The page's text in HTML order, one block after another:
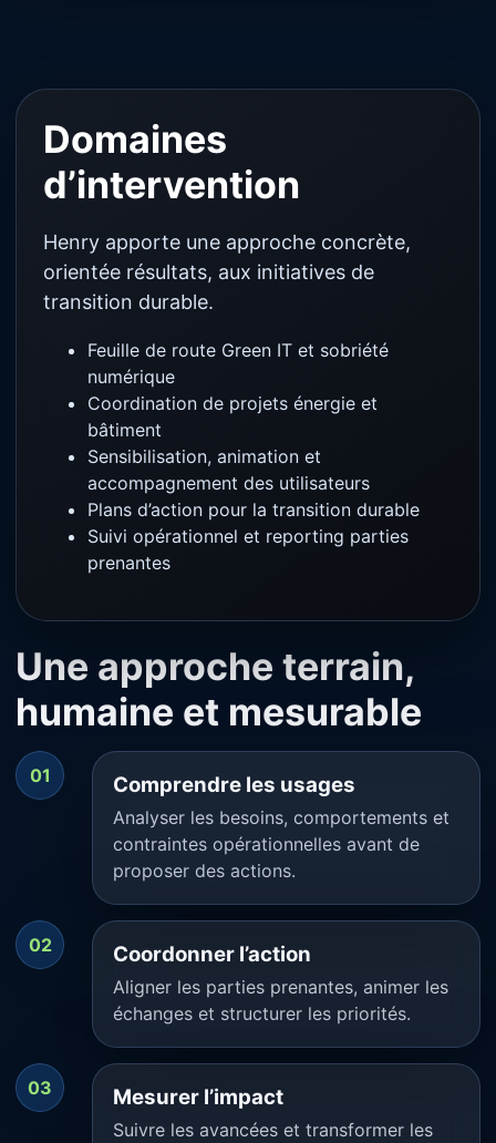
Domaines
d’intervention
Henry apporte une approche concrète,
orientée résultats, aux initiatives de
transition durable.
Feuille de route Green IT et sobriété
numérique
Coordination de projets énergie et
bâtiment
Sensibilisation, animation et
accompagnement des utilisateurs
Plans d’action pour la transition durable
Suivi opérationnel et reporting parties
prenantes
Une approche terrain,
humaine et mesurable
01 Comprendre les usages
Analyser les besoins, comportements et
contraintes opérationnelles avant de
proposer des actions.
02 Coordonner l’action
Aligner les parties prenantes, animer les
échanges et structurer les priorités.
03 Mesurer l’impact
Suivre les avancées et transformer les